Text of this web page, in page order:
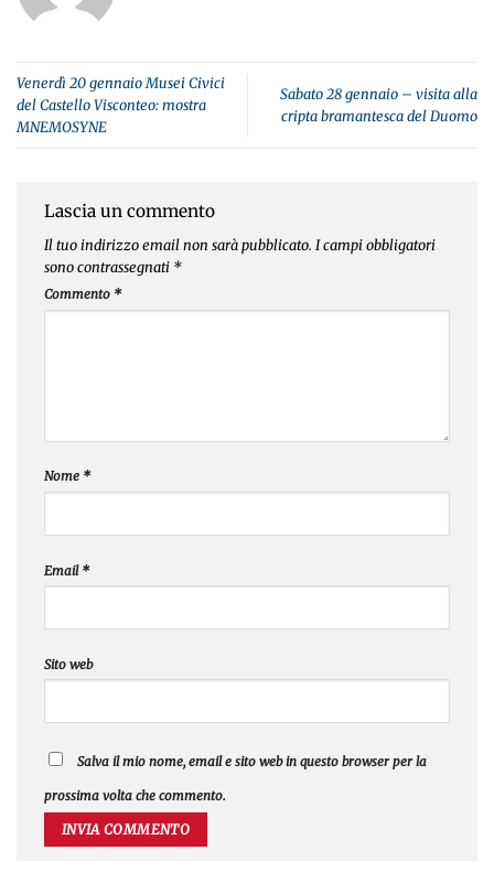
Venerdì 20 gennaio Musei Civici
del Castello Visconteo: mostra
MNEMOSYNE
Sabato 28 gennaio – visita alla
cripta bramantesca del Duomo
Lascia un commento
Il tuo indirizzo email non sarà pubblicato. I campi obbligatori
sono contrassegnati *
Commento *
Nome *
Email *
Sito web
Salva il mio nome, email e sito web in questo browser per la
prossima volta che commento.